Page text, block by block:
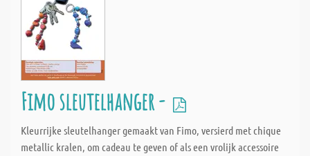
Fimo sleutelhanger -
Kleurrijke sleutelhanger gemaakt van Fimo, versierd met chique
metallic kralen, om cadeau te geven of als een vrolijk accessoire